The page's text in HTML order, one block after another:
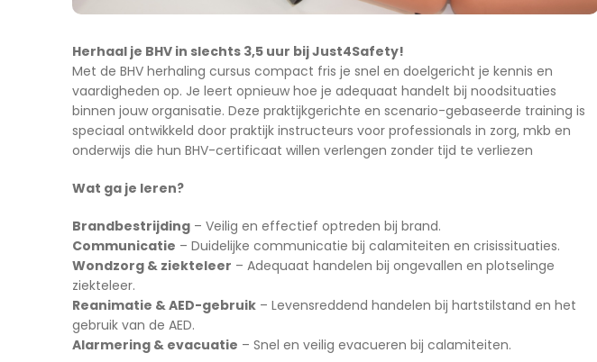
Herhaal je BHV in slechts 3,5 uur bij Just4Safety!
Met de BHV herhaling cursus compact fris je snel en doelgericht je kennis en
vaardigheden op. Je leert opnieuw hoe je adequaat handelt bij noodsituaties
binnen jouw organisatie. Deze praktijkgerichte en scenario-gebaseerde training is
speciaal ontwikkeld door praktijk instructeurs voor professionals in zorg, mkb en
onderwijs die hun BHV-certificaat willen verlengen zonder tijd te verliezen
Wat ga je leren?
Brandbestrijding – Veilig en effectief optreden bij brand.
Communicatie – Duidelijke communicatie bij calamiteiten en crisissituaties.
Wondzorg & ziekteleer – Adequaat handelen bij ongevallen en plotselinge
ziekteleer.
Reanimatie & AED-gebruik – Levensreddend handelen bij hartstilstand en het
gebruik van de AED.
Alarmering & evacuatie – Snel en veilig evacueren bij calamiteiten.